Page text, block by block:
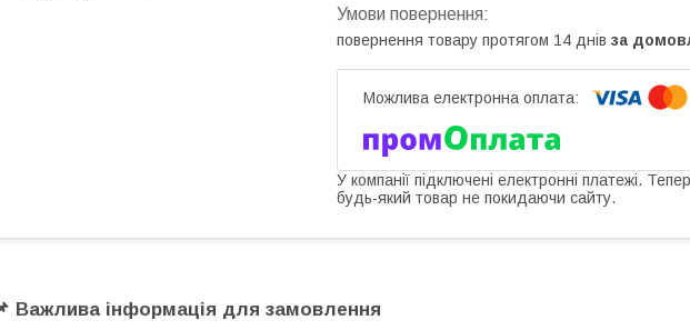
повернення товару протягом 14 днів за
У компанії підключені електронні платежі.
будь-який товар не покидаючи сайту.
Важлива інформація для замовлення